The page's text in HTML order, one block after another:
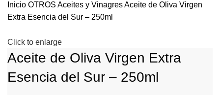
Inicio OTROS Aceites y VinagresAceite de Oliva Virgen
Extra Esencia del Sur – 250ml
Click to enlarge
Aceite de Oliva Virgen Extra
Esencia del Sur – 250ml